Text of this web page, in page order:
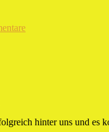
zu
hinter uns und es